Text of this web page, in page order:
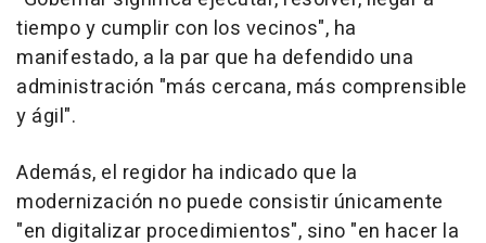
tiempo y cumplir con los vecinos", ha
manifestado, a la par que ha defendido una
administración "más cercana, más comprensible
y ágil".
Además, el regidor ha indicado que la
modernización no puede consistir únicamente
"en digitalizar procedimientos", sino "en hacer la